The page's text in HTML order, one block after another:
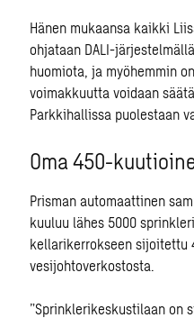
Hänen mukaansa kaikki
ohjataan DALI-
huomiota, ja myöhemmin
voimakkuutta voidaan
Parkkihallissa puolestaan
Oma 450-
Prisman automaattinen
kuuluu lähes 5000
kellarikerrokseen sijoitettu
vesijohtoverkostosta.
”Sprinklerikeskustilaan on